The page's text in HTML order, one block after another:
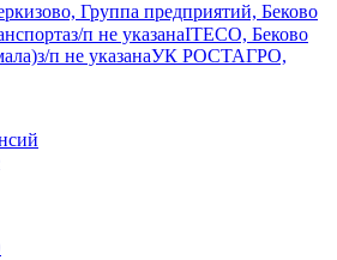
Группа предприятий, Беково
з/п не указанаITECO, Беково
з/п не указанаУК РОСТАГРО,